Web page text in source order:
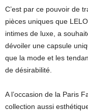
C’est par ce pouvoir de
pièces uniques que
intimes de luxe, a
dévoiler une capsule
que la mode et les
de désirabilité.
A l’occasion de la Paris
collection aussi